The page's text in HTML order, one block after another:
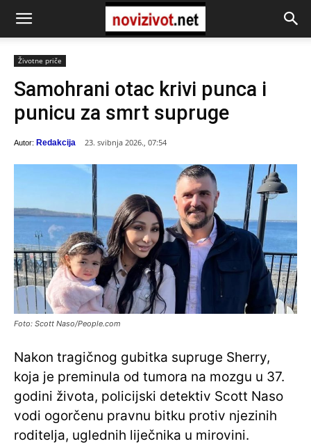
Životne priče
Samohrani otac krivi punca i
punicu za smrt supruge
Autor: Redakcija 23. svibnja 2026., 07:54
Foto: Scott Naso/People.com
Nakon tragičnog gubitka supruge Sherry,
koja je preminula od tumora na mozgu u 37.
godini života, policijski detektiv Scott Naso
vodi ogorčenu pravnu bitku protiv njezinih
roditelja, uglednih liječnika u mirovini.